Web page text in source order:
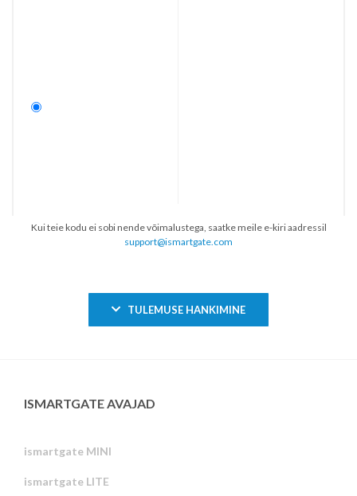
Kui teie kodu ei sobi nende võimalustega, saatke meile e-kiri aadressil
support@ismartgate.com
TULEMUSE HANKIMINE
ISMARTGATE AVAJAD
ismartgate MINI
ismartgate LITE